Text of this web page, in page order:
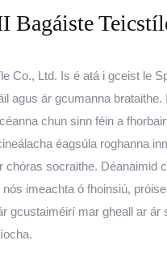
Co., Ltd. Is é atá i gceist le
agus ár gcumanna brataithe.
chun sinn féin a
éagsúla roghanna
socraithe. Déanaimid
imeachta ó fhoinsiú,
gcustaiméirí mar gheall ar ár